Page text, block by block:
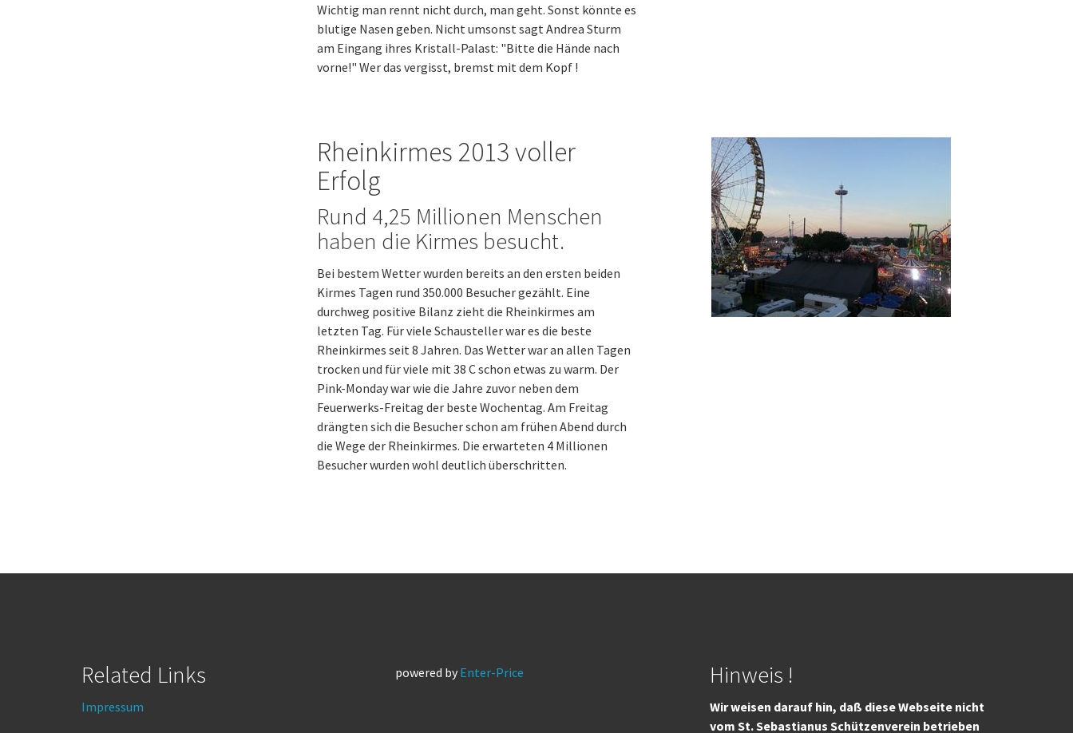
Wichtig man rennt nicht durch, man geht. Sonst könnte es
blutige Nasen geben. Nicht umsonst sagt Andrea Sturm
am Eingang ihres Kristall-Palast: "Bitte die Hände nach
vorne!" Wer das vergisst, bremst mit dem Kopf !
Rheinkirmes 2013 voller
Erfolg
Rund 4,25 Millionen Menschen
haben die Kirmes besucht.
Bei bestem Wetter wurden bereits an den ersten beiden
Kirmes Tagen rund 350.000 Besucher gezählt. Eine
durchweg positive Bilanz zieht die Rheinkirmes am
letzten Tag. Für viele Schausteller war es die beste
Rheinkirmes seit 8 Jahren. Das Wetter war an allen Tagen
trocken und für viele mit 38 C schon etwas zu warm. Der
Pink-Monday war wie die Jahre zuvor neben dem
Feuerwerks-Freitag der beste Wochentag. Am Freitag
drängten sich die Besucher schon am frühen Abend durch
die Wege der Rheinkirmes. Die erwarteten 4 Millionen
Besucher wurden wohl deutlich überschritten.
Related Links
Impressum
powered by Enter-Price Hinweis !
Wir weisen darauf hin, daß diese Webseite nicht
vom St. Sebastianus Schützenverein betrieben